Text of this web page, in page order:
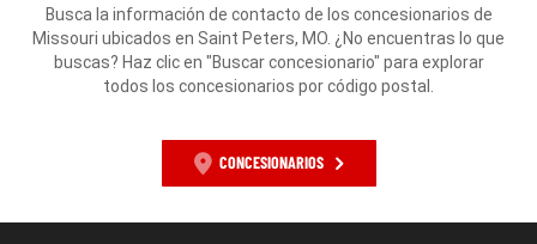
Busca la información de contacto de los concesionarios de
Missouri ubicados en Saint Peters, MO. ¿No encuentras lo que
buscas? Haz clic en "Buscar concesionario" para explorar
todos los concesionarios por código postal.
CONCESIONARIOS